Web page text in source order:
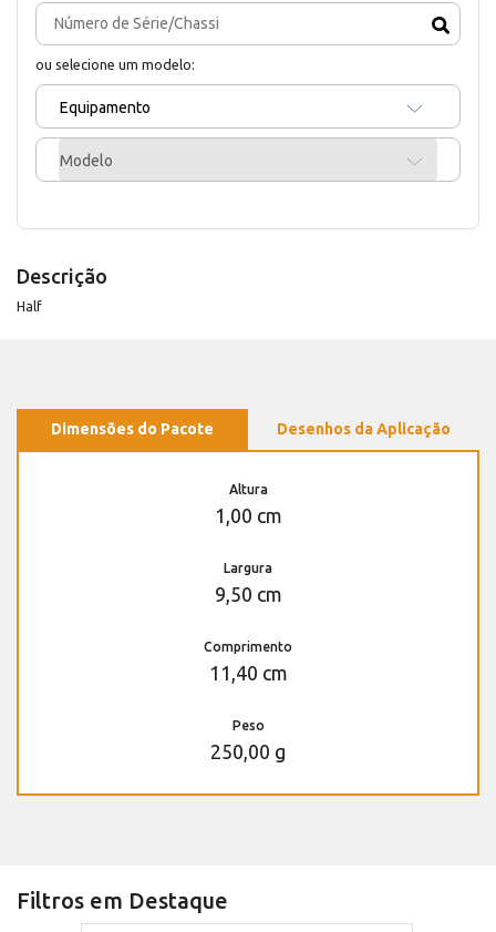
ou selecione um modelo:
Equipamento
Modelo
Descrição
Half
Dimensões do Pacote Desenhos da Aplicação
Altura
1,00 cm
Largura
9,50 cm
Comprimento
11,40 cm
Peso
250,00 g
Filtros em Destaque